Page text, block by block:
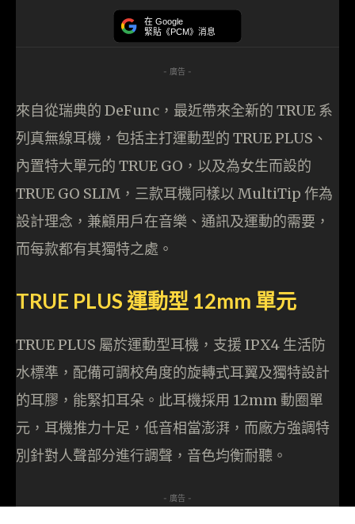
在 Google
緊貼《PCM》消息
- 廣告 -
來自從瑞典的 DeFunc，最近帶來全新的 TRUE 系
列真無線耳機，包括主打運動型的 TRUE PLUS、
內置特大單元的 TRUE GO，以及為女生而設的
TRUE GO SLIM，三款耳機同樣以 MultiTip 作為
設計理念，兼顧用戶在音樂、通訊及運動的需要，
而每款都有其獨特之處。
TRUE PLUS 運動型 12mm 單元
TRUE PLUS 屬於運動型耳機，支援 IPX4 生活防
水標準，配備可調校角度的旋轉式耳翼及獨特設計
的耳膠，能緊扣耳朵。此耳機採用 12mm 動圈單
元，耳機推力十足，低音相當澎湃，而廠方強調特
別針對人聲部分進行調聲，音色均衡耐聽。
- 廣告 -